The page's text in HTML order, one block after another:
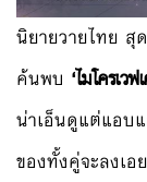
นิยายวายไทย สุ
ค้นพบ ‘ไมโครเวฟ
น่าเอ็นดูแต่แอบ
ของทั้งคู่จะลงเอ